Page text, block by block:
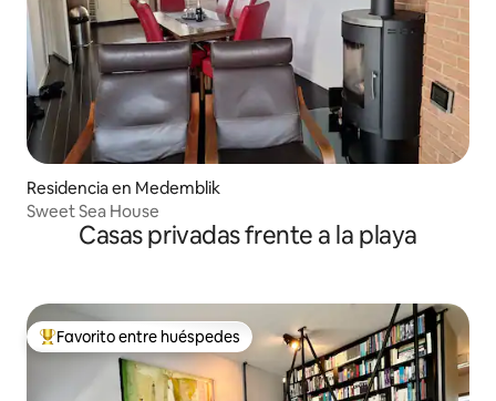
Residencia en Medemblik
Sweet Sea House
Casas privadas frente a la playa
De los mejores en Favorito entre huéspedes
Favorito entre huéspedes